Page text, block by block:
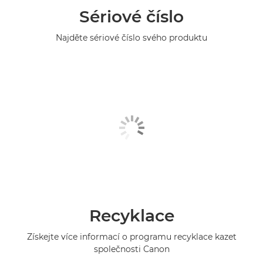
Sériové číslo
Najděte sériové číslo svého produktu
Recyklace
Získejte více informací o programu recyklace kazet
společnosti Canon